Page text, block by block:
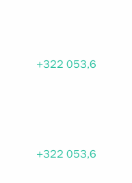
+322 053,6
+322 053,6